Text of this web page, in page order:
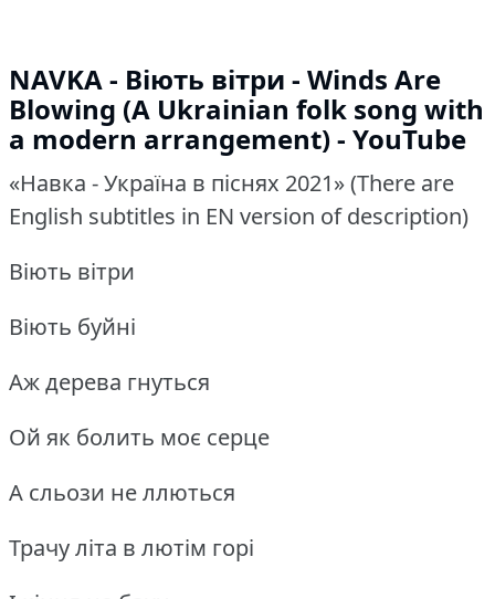
NAVKA - Віють вітри - Winds Are
Blowing (A Ukrainian folk song with
a modern arrangement) - YouTube
«Навка - Україна в піснях 2021» (There are
English subtitles in EN version of description)
Віють вітри
Віють буйні
Аж дерева гнуться
Ой як болить моє серце
А сльози не ллються
Трачу літа в лютім горі